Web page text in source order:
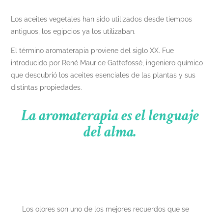
Los aceites vegetales han sido utilizados desde tiempos
antiguos, los egipcios ya los utilizaban.
El término aromaterapia proviene del siglo XX. Fue
introducido por René Maurice Gattefossé, ingeniero químico
que descubrió los aceitesesenciales de las plantas y sus
distintas propiedades.
La aromaterapia es el lenguaje
del alma.
Los olores son uno de los mejores recuerdos que se